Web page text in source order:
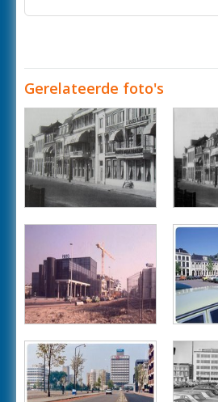
Gerelateerde foto's